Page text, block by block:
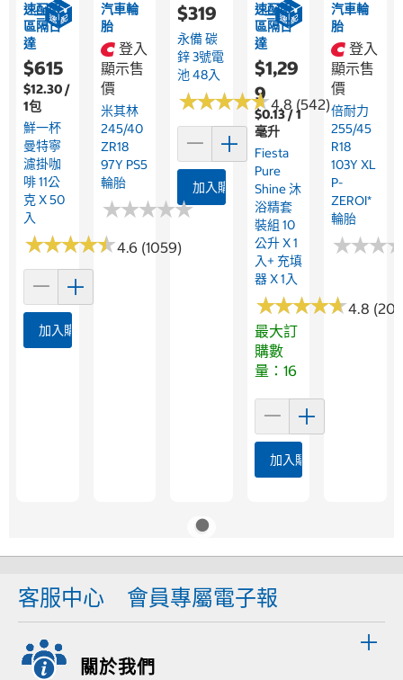
速配限
區隔日
達
$615
$12.30 /
1包
鮮一杯
曼特寧
濾掛咖
啡 11公
克 X 50
入
★★★★★
★★★★★4.6 (1059)
加入購物車
汽車輪
胎
登入
顯示售
價
米其林
245/40
ZR18
97Y PS5
輪胎
★★★★★
★★★★★
$319
永備 碳
鋅 3號電
池 48入
★★★★★
★★★★★4.8 (542)
加入購物車
速配限
區隔日
達
$1,29
9
$0.13 / 1
毫升
Fiesta
Pure
Shine 沐
浴精套
裝組 10
公升 X 1
入+ 充填
器 X 1入
★★★★★
★★★★★4.8
最大訂
購數
量：16
加入購物車
汽車輪
胎
登入
顯示售
價
倍耐力
255/45
R18
103Y XL
P-
ZEROI*
輪胎
★★★
★★★
客服中心 會員專屬電子報
關於我們